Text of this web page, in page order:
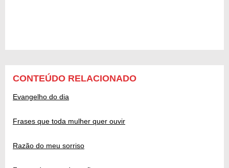
CONTEÚDO RELACIONADO
Evangelho do dia
Frases que toda mulher quer ouvir
Razão do meu sorriso